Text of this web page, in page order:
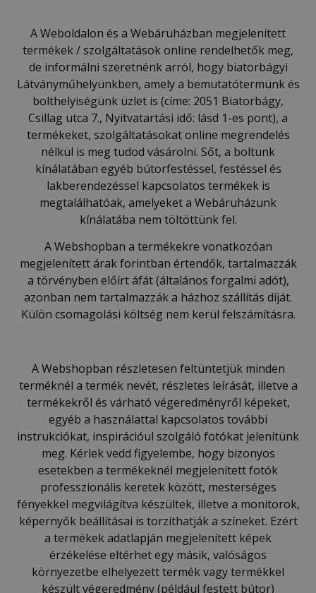
A Weboldalon és a Webáruházban megjelenített
termékek / szolgáltatások online rendelhetők meg,
de informálni szeretnénk arról, hogy biatorbágyi
Látványműhelyünkben, amely a bemutatótermünk és
bolthelyiségünk üzlet is (címe: 2051 Biatorbágy,
Csillag utca 7., Nyitvatartási idő: lásd 1-es pont), a
termékeket, szolgáltatásokat online megrendelés
nélkül is meg tudod vásárolni. Sőt, a boltunk
kínálatában egyéb bútorfestéssel, festéssel és
lakberendezéssel kapcsolatos termékek is
megtalálhatóak, amelyeket a Webáruházunk
kínálatába nem töltöttünk fel.
A Webshopban a termékekre vonatkozóan
megjelenített árak forintban értendők, tartalmazzák
a törvényben előírt áfát (általános forgalmi adót),
azonban nem tartalmazzák a házhoz szállítás díját.
Külön csomagolási költség nem kerül felszámításra.
A Webshopban részletesen feltüntetjük minden
terméknél a termék nevét, részletes leírását, illetve a
termékekről és várható végeredményről képeket,
egyéb a használattal kapcsolatos további
instrukciókat, inspirációul szolgáló fotókat jelenítünk
meg. Kérlek vedd figyelembe, hogy bizonyos
esetekben a termékeknél megjelenített fotók
professzionális keretek között, mesterséges
fényekkel megvilágítva készültek, illetve a monitorok,
képernyők beállításai is torzíthatják a színeket. Ezért
a termékek adatlapján megjelenített képek
érzékelése eltérhet egy másik, valóságos
környezetbe elhelyezett termék vagy termékkel
készült végeredmény (például festett bútor)